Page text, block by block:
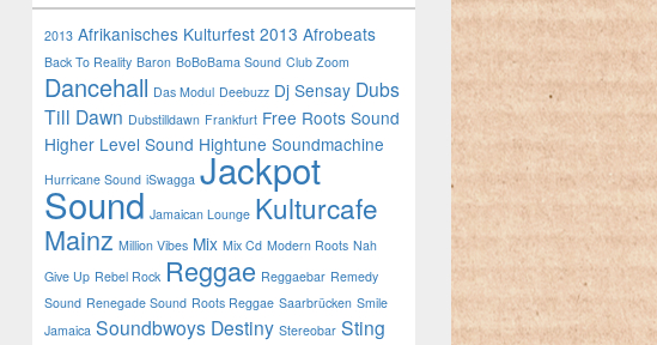
2013 Afrikanisches Kulturfest 2013 Afrobeats
Back To Reality Baron BoBoBama Sound Club Zoom
Dancehall Das Modul Deebuzz Dj Sensay Dubs
Till Dawn Dubstilldawn Frankfurt Free Roots Sound
Higher Level Sound Hightune Soundmachine
Hurricane Sound iSwagga Jackpot
Sound Jamaican Lounge Kulturcafe
Mainz Million Vibes Mix Mix Cd Modern Roots Nah
Give Up Rebel Rock Reggae Reggaebar Remedy
Sound Renegade Sound Roots Reggae Saarbrücken Smile
Jamaica Soundbwoys Destiny Stereobar Sting